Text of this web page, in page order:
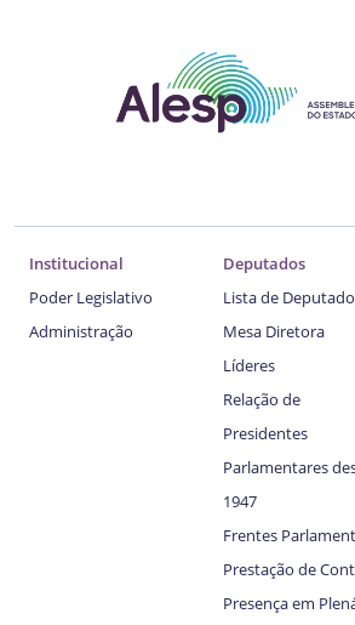
Institucional
Poder Legislativo
Administração
Deputados
Lista de
Mesa Diretora
Líderes
Relação de
Presidentes
Parlamentares
1947
Frentes
Prestação de
Presença em